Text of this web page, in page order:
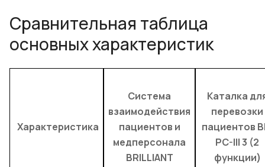
Сравнительная таблица
основных характеристик
Характеристика
Система
взаимодействия
пациентов и
медперсонала
BRILLIANT
Каталка
перевозки
пациентов
PC-III 3 (2
функции)